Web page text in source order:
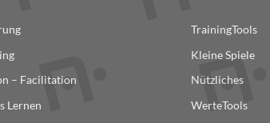
– Facilitation
Lernen
TrainingTools
Kleine Spiele
Nützliches
WerteTools